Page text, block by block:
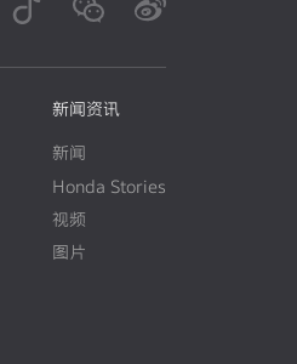
新闻资讯
新闻
Honda Stories
视频
图片